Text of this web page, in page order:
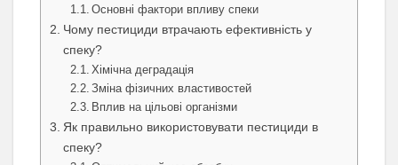
Основні фактори впливу спеки
Чому пестициди втрачають ефективність у
спеку?
Хімічна деградація
Зміна фізичних властивостей
Вплив на цільові організми
Як правильно використовувати пестициди в
спеку?